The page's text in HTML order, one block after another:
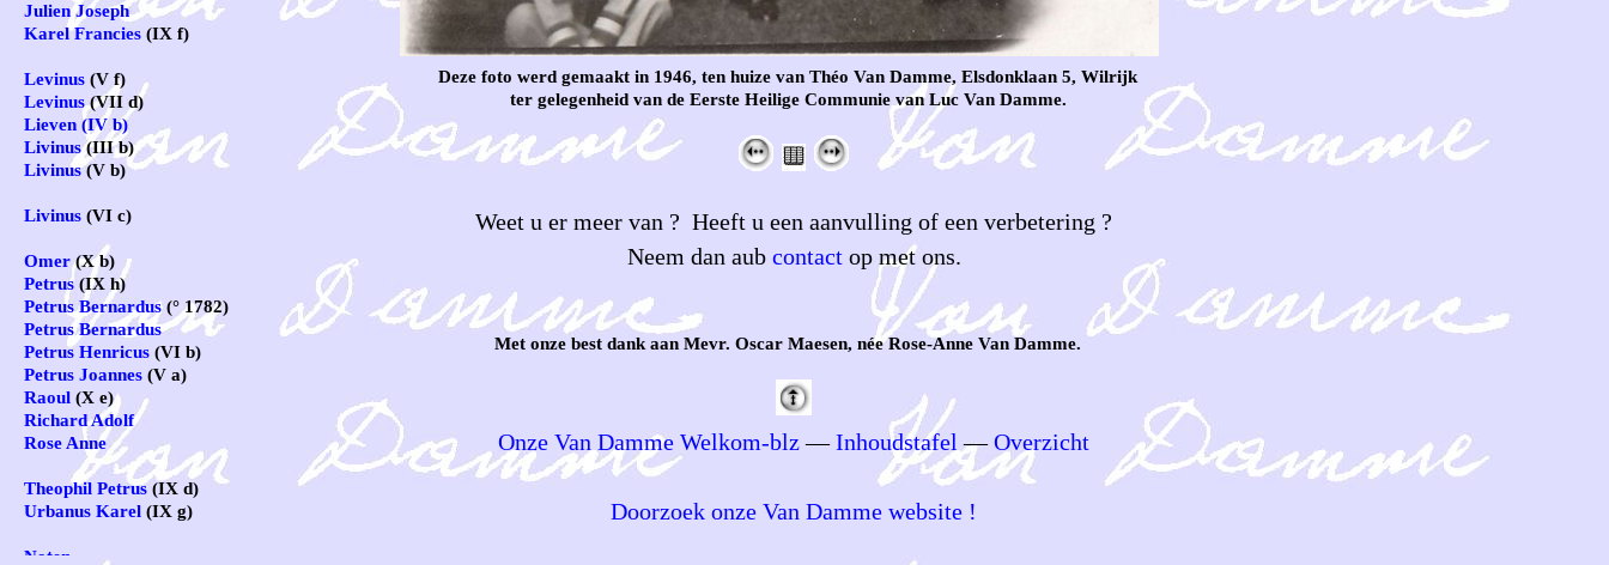
Deze foto werd gemaakt in 1946, ten huize van Théo Van Damme, Elsdonklaan 5, Wilrijk
ter gelegenheid van de Eerste Heilige Communie van Luc Van Damme.
Weet u er meer van ? Heeft u een aanvulling of een verbetering ?
Neem dan aub contact op met ons.
Met onze best dank aan Mevr. Oscar Maesen, née Rose-Anne Van Damme.
Onze Van Damme Welkom-blz—Inhoudstafel —Overzicht
Doorzoek onze Van Damme website !
Julien Joseph
Karel Francies (IX f)
Levinus (V f)
Levinus(VII d)
Lieven (IV b)
Livinus(III b)
Livinus(V b)
Livinus (VI c)
Omer(X b)
Petrus (IX h)
Petrus Bernardus(° 1782)
Petrus Bernardus
Petrus Henricus (VI b)
Petrus Joannes (V a)
Raoul (X e)
Richard Adolf
Rose Anne
Theophil Petrus (IX d)
Urbanus Karel (IX g)
Noten